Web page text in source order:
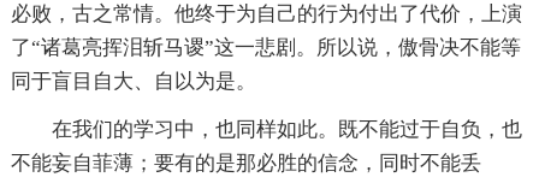
必败，古之常情。他终于为自己的行为付出了代价，上演
了“诸葛亮挥泪斩马谡”这一悲剧。所以说，傲骨决不能等
同于盲目自大、自以为是。
在我们的学习中，也同样如此。既不能过于自负，也
不能妄自菲薄；要有的是那必胜的信念，同时不能丢